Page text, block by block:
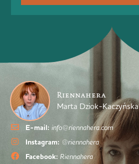
Riennahera
Marta Dziok-Kaczyńska
E-mail: info@riennahera.com
Instagram: @riennahera
Facebook: Riennahera